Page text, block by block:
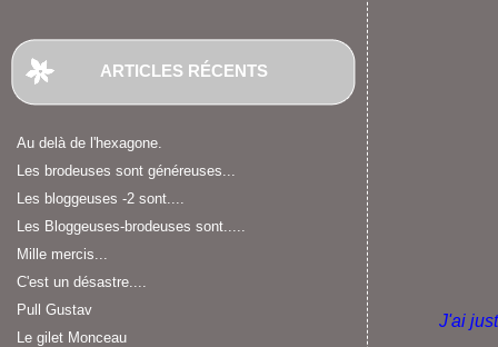
ARTICLES RÉCENTS
Au delà de l'hexagone.
Les brodeuses sont généreuses...
Les bloggeuses -2 sont....
Les Bloggeuses-brodeuses sont.....
Mille mercis...
C'est un désastre....
Pull Gustav
Le gilet Monceau
J'ai